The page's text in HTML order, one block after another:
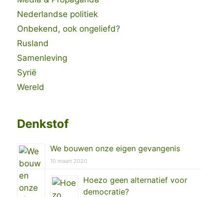
Nederlandse politiek
Onbekend, ook ongeliefd?
Rusland
Samenleving
Syrië
Wereld
Denkstof
We bouwen onze eigen gevangenis
10 maart 2020
Hoezo geen alternatief voor
democratie?